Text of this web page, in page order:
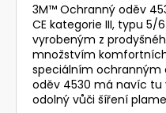
3M™ Ochranný oděv
CE kategorie III, typu 5/
vyrobeným z
množstvím
speciálním ochranným
oděv 4530 má navíc tu
odolný vůči šíření